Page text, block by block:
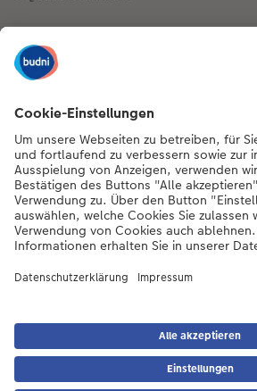
Nachhaltigkeit bei CEWE
Mein Fotoservice
Informationen
Sortiment
Bei Fragen zu Produkten oder der Bestellung
Mo. bis Sa.: 8:00 – 20:00 Uhr